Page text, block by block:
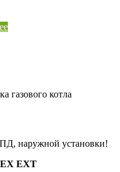
наружной установки!
EXT